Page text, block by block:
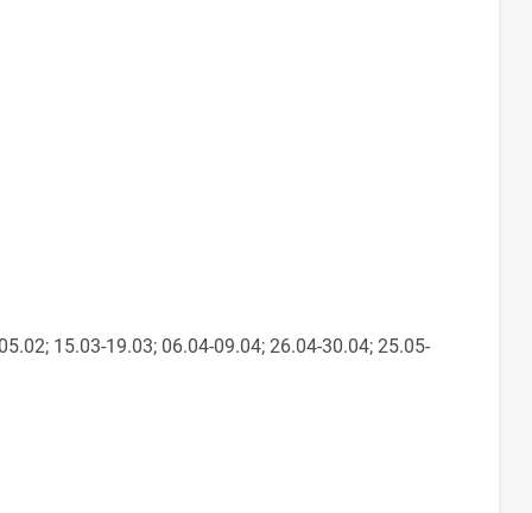
15.03-19.03; 06.04-09.04; 26.04-30.04; 25.05-